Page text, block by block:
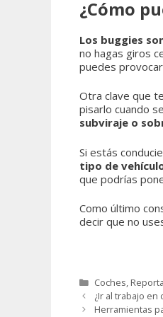
¿Cómo
Los buggies
no hagas giros
puedes
Otra clave que
pisarlo cuando
subviraje o
Si estás
tipo de
que podrías
Como último
decir que no
Categorías
Coches,
¿Ir al trabajo en
Herramientas